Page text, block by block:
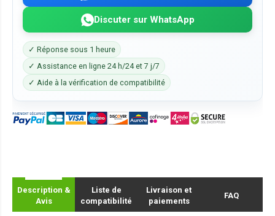
Discuter sur WhatsApp
✓ Réponse sous 1 heure
✓ Assistance en ligne 24 h/24 et 7 j/7
✓ Aide à la vérification de compatibilité
Description &
Avis
Liste de
compatibilité
Livraison et
paiements
FAQ